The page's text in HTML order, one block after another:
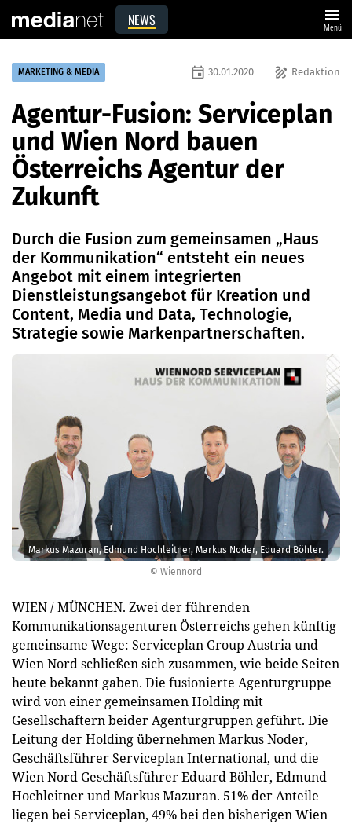
NEWS menu
Menü
© Wiennord
Markus Mazuran, Edmund Hochleitner, Markus Noder, Eduard Böhler.
MARKETING & MEDIA draw Redaktion
event 30.01.2020
Agentur-Fusion: Serviceplan
und Wien Nord bauen
Österreichs Agentur der
Zukunft
Durch die Fusion zum gemeinsamen „Haus
der Kommunikation“ entsteht ein neues
Angebot mit einem integrierten
Dienstleistungsangebot für Kreation und
Content, Media und Data, Technologie,
Strategie sowie Markenpartnerschaften.
WIEN / MÜNCHEN. Zwei der führenden
Kommunikationsagenturen Österreichs gehen künftig
gemeinsame Wege: Serviceplan Group Austria und
Wien Nord schließen sich zusammen, wie beide Seiten
heute bekannt gaben. Die fusionierte Agenturgruppe
wird von einer gemeinsamen Holding mit
Gesellschaftern beider Agenturgruppen geführt. Die
Leitung der Holding übernehmen Markus Noder,
Geschäftsführer Serviceplan International, und die
Wien Nord Geschäftsführer Eduard Böhler, Edmund
Hochleitner und Markus Mazuran. 51% der Anteile
liegen bei Serviceplan, 49% bei den bisherigen Wien